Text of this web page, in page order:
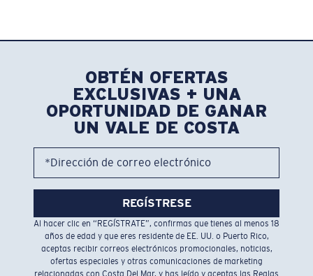
OBTÉN OFERTAS
EXCLUSIVAS + UNA
OPORTUNIDAD DE GANAR
UN VALE DE COSTA
*Dirección de correo electrónico
REGÍSTRESE
Al hacer clic en “REGÍSTRATE”, confirmas que tienes al menos 18
años de edad y que eres residente de EE. UU. o Puerto Rico,
aceptas recibir correos electrónicos promocionales, noticias,
ofertas especiales y otras comunicaciones de marketing